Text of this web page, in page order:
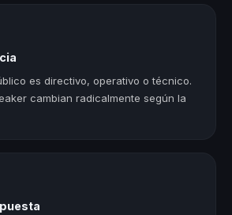
es directivo, operativo o técnico.
cambian radicalmente según la